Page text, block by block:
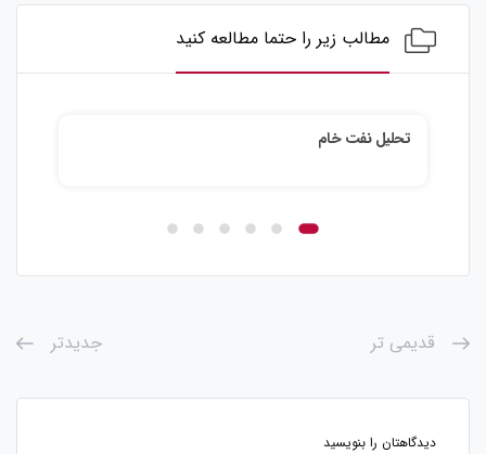
مطالب زیر را حتما مطالعه کنید
تحلیل نفت خام
قدیمی تر جدیدتر
دیدگاهتان را بنویسید